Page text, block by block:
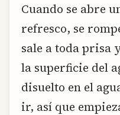
Cuando se abre
refresco, se
sale a toda prisa
la superficie del
disuelto en el
ir, así que